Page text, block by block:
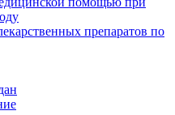
препаратов по